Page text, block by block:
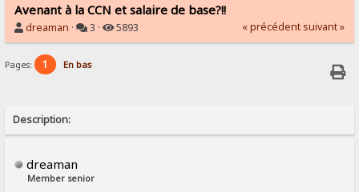
Avenant à la CCN et salaire de base?!!
dreaman · 3 · 5893 « précédent suivant »
Pages: 1 En bas
Description:
dreaman
Member senior